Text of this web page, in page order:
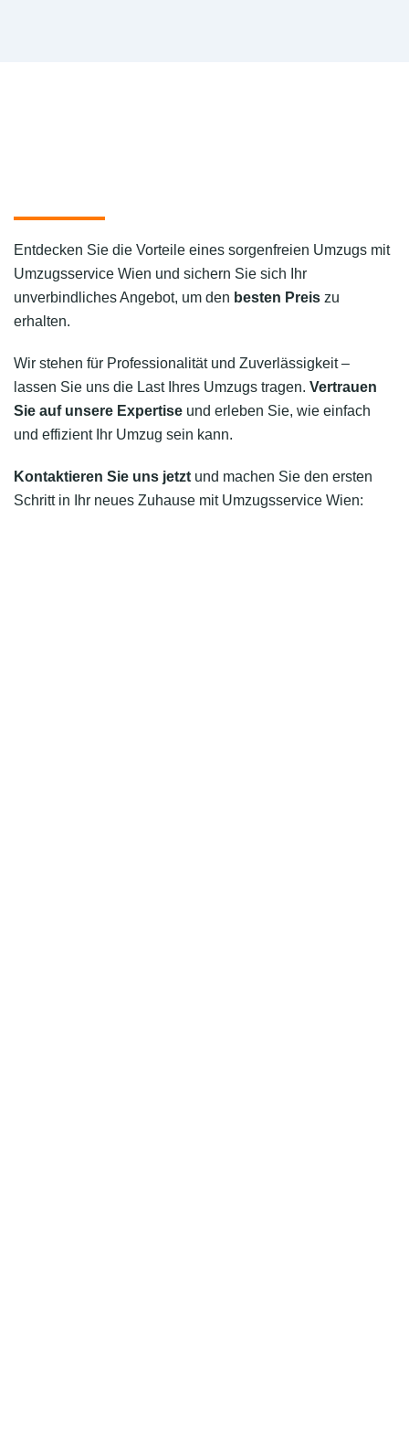
Entdecken Sie die Vorteile eines sorgenfreien Umzugs mit
Umzugsservice Wien und sichern Sie sich Ihr
unverbindliches Angebot, um den besten Preis zu
erhalten.
Wir stehen für Professionalität und Zuverlässigkeit –
lassen Sie uns die Last Ihres Umzugs tragen. Vertrauen
Sie auf unsere Expertise und erleben Sie, wie einfach
und effizient Ihr Umzug sein kann.
Kontaktieren Sie uns jetzt und machen Sie den ersten
Schritt in Ihr neues Zuhause mit Umzugsservice Wien: